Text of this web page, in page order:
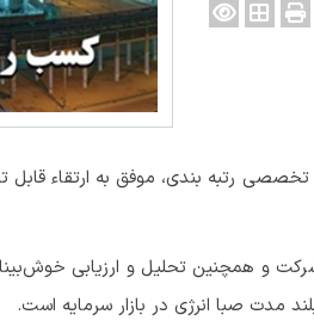
رتبه بندی، موفق به ارتقاء
و همچنین تحلیل و ارزیابی
مدت صبا انرژی در بازار سرمایه است.